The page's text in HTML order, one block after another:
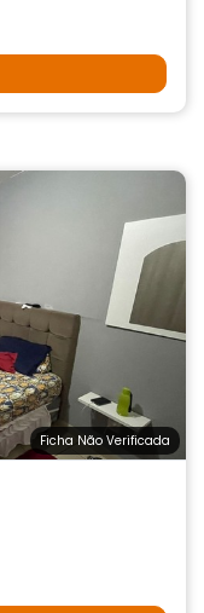
Ficha Não Verificada